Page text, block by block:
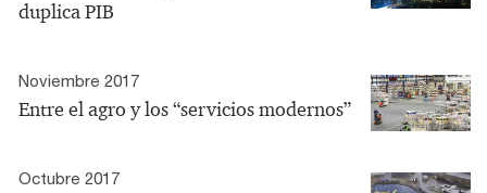
duplica PIB
Noviembre 2017
Entre el agro y los “servicios modernos”
Octubre 2017